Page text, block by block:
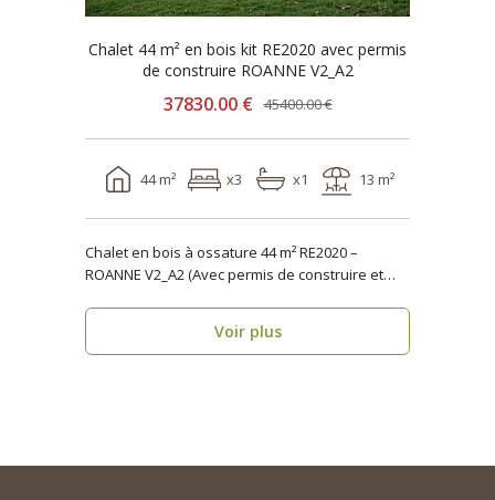
Chalet 44 m² en bois kit RE2020 avec permis
de construire ROANNE V2_A2
37830.00 € 45400.00 €
44 m² x3 x1 13 m²
Chalet en bois à ossature 44 m² RE2020 –
ROANNE V2_A2 (Avec permis de construire et
Voir plus